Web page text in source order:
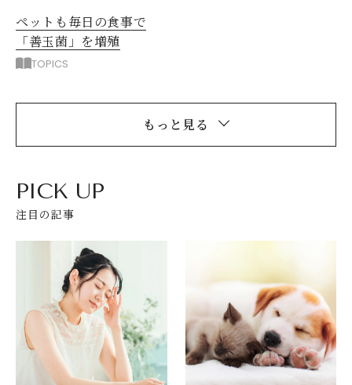
ペットも毎日の食事で
「善玉菌」を増殖
TOPICS
もっと見る
PICK UP
注目の記事